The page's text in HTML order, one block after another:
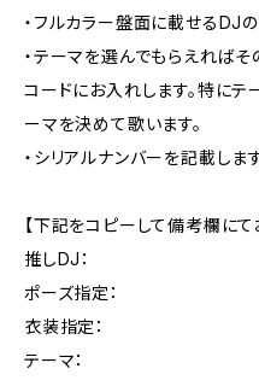
・フルカラー盤面に載せるDJ
・テーマを選んでもらえれば
コードにお入れします。特に
ーマを決めて歌います。
・シリアルナンバーを記載します
【下記をコピーして備考欄にて
推しDJ：
ポーズ指定：
衣装指定：
テーマ：